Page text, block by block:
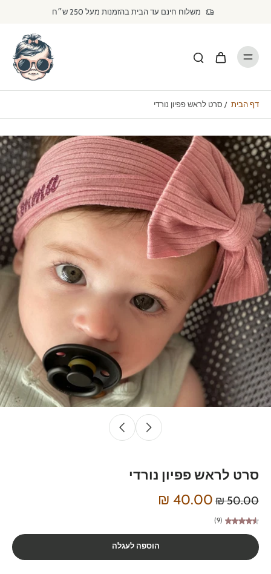
משלוח חינם עד הבית בהזמנות מעל 250 ש״ח
דף הבית / סרט לראש פפיון נורדי
סרט לראש פפיון נורדי
50.00 ₪
40.00 ₪
(9)
הוספה לעגלה